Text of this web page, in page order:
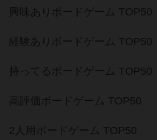
興味ありボードゲーム TOP50
経験ありボードゲーム TOP50
持ってるボードゲーム TOP50
高評価ボードゲーム TOP50
2人用ボードゲーム TOP50